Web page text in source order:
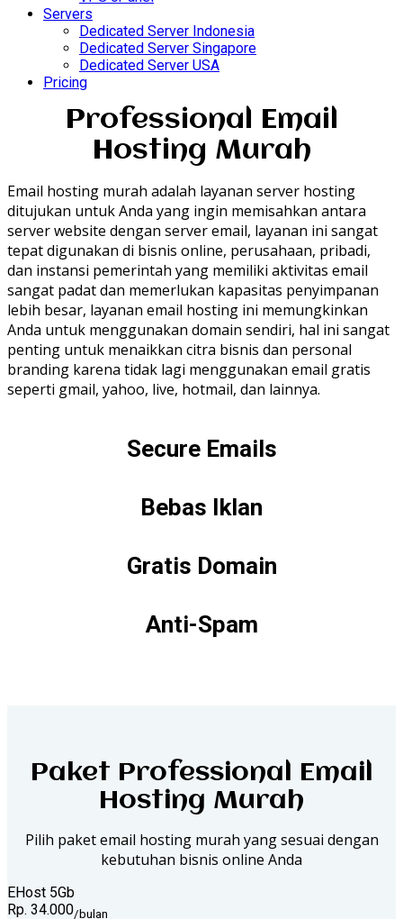
Servers
Dedicated Server Indonesia
Dedicated Server Singapore
Dedicated Server USA
Pricing
Professional Email
Hosting Murah
Email hosting murah adalah layanan server hosting
ditujukan untuk Anda yang ingin memisahkan antara
server website dengan server email, layanan ini sangat
tepat digunakan di bisnis online, perusahaan, pribadi,
dan instansi pemerintah yang memiliki aktivitas email
sangat padat dan memerlukan kapasitas penyimpanan
lebih besar, layanan email hosting ini memungkinkan
Anda untuk menggunakan domain sendiri, hal ini sangat
penting untuk menaikkan citra bisnis dan personal
branding karena tidak lagi menggunakan email gratis
seperti gmail, yahoo, live, hotmail, dan lainnya.
Secure Emails
Bebas Iklan
Gratis Domain
Anti-Spam
Paket Professional Email
Hosting Murah
Pilih paket email hosting murah yang sesuai dengan
kebutuhan bisnis online Anda
EHost 5Gb
Rp. 34.000/bulan